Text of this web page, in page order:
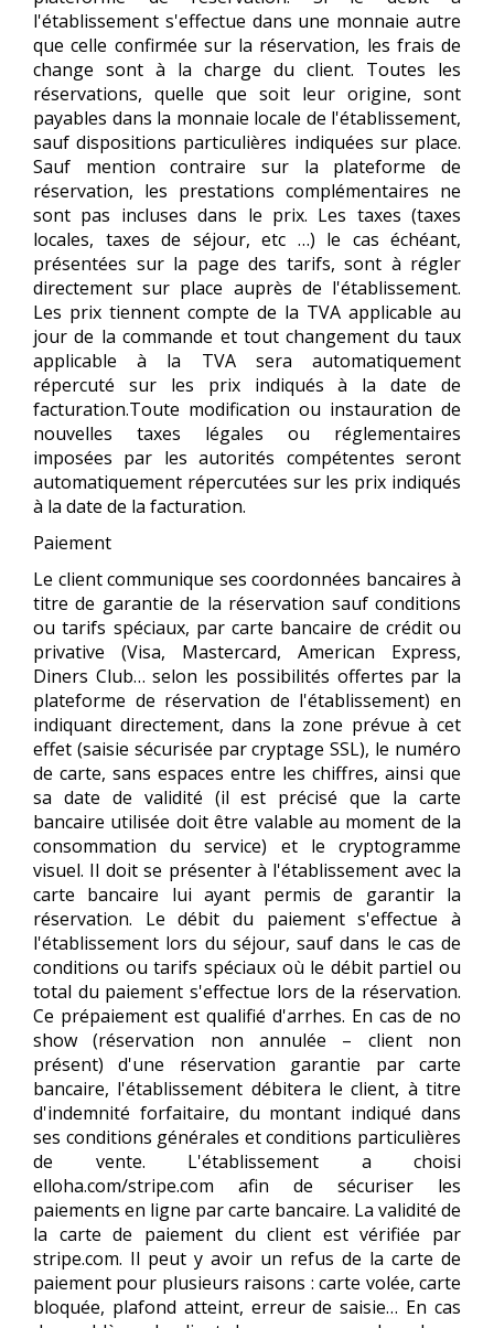
l'établissement s'effectue dans une monnaie autre
que celle confirmée sur la réservation, les frais de
change sont à la charge du client. Toutes les
réservations, quelle que soit leur origine, sont
payables dans la monnaie locale de l'établissement,
sauf dispositions particulières indiquées sur place.
Sauf mention contraire sur la plateforme de
réservation, les prestations complémentaires ne
sont pas incluses dans le prix. Les taxes (taxes
locales, taxes de séjour, etc …) le cas échéant,
présentées sur la page des tarifs, sont à régler
directement sur place auprès de l'établissement.
Les prix tiennent compte de la TVA applicable au
jour de la commande et tout changement du taux
applicable à la TVA sera automatiquement
répercuté sur les prix indiqués à la date de
facturation.Toute modification ou instauration de
nouvelles taxes légales ou réglementaires
imposées par les autorités compétentes seront
automatiquement répercutées sur les prix indiqués
à la date de la facturation.
Paiement
Le client communique ses coordonnées bancaires à
titre de garantie de la réservation sauf conditions
ou tarifs spéciaux, par carte bancaire de crédit ou
privative (Visa, Mastercard, American Express,
Diners Club… selon les possibilités offertes par la
plateforme de réservation de l'établissement) en
indiquant directement, dans la zone prévue à cet
effet (saisie sécurisée par cryptage SSL), le numéro
de carte, sans espaces entre les chiffres, ainsi que
sa date de validité (il est précisé que la carte
bancaire utilisée doit être valable au moment de la
consommation du service) et le cryptogramme
visuel. Il doit se présenter à l'établissement avec la
carte bancaire lui ayant permis de garantir la
réservation. Le débit du paiement s'effectue à
l'établissement lors du séjour, sauf dans le cas de
conditions ou tarifs spéciaux où le débit partiel ou
total du paiement s'effectue lors de la réservation.
Ce prépaiement est qualifié d'arrhes. En cas de no
show (réservation non annulée – client non
présent) d'une réservation garantie par carte
bancaire, l'établissement débitera le client, à titre
d'indemnité forfaitaire, du montant indiqué dans
ses conditions générales et conditions particulières
de vente. L'établissement a choisi
elloha.com/stripe.com afin de sécuriser les
paiements en ligne par carte bancaire. La validité de
la carte de paiement du client est vérifiée par
stripe.com. Il peut y avoir un refus de la carte de
paiement pour plusieurs raisons : carte volée, carte
bloquée, plafond atteint, erreur de saisie… En cas